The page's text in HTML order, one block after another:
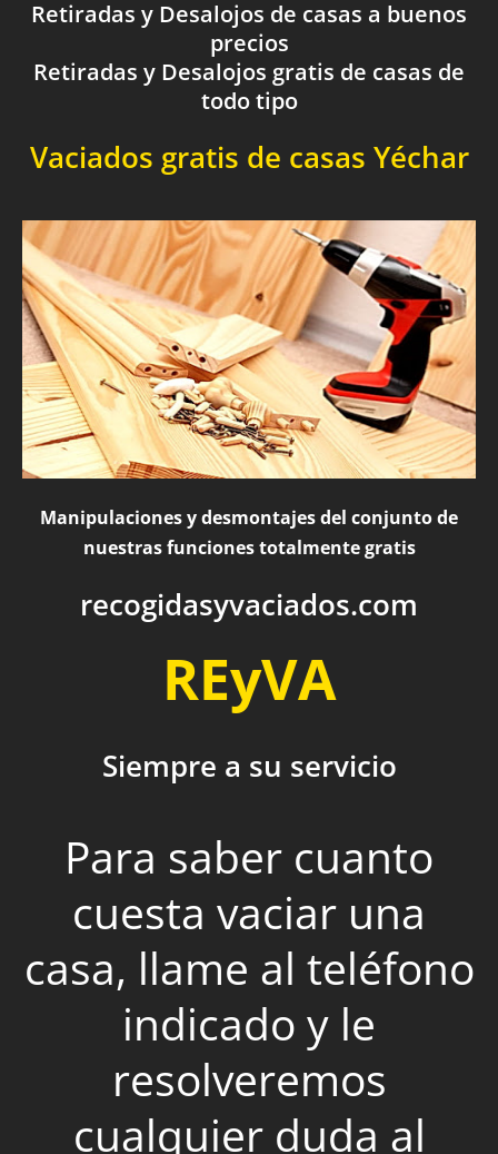
Retiradas y Desalojos de casas a buenos
precios
Retiradas y Desalojos gratis de casas de
todo tipo
Vaciados gratis de casas Yéchar
Manipulaciones y desmontajes del conjunto de
nuestras funciones totalmente gratis
recogidasyvaciados.com
REyVA
Siempre a su servicio
Para saber cuanto
cuesta vaciar una
casa, llame al teléfono
indicado y le
resolveremos
cualquier duda al